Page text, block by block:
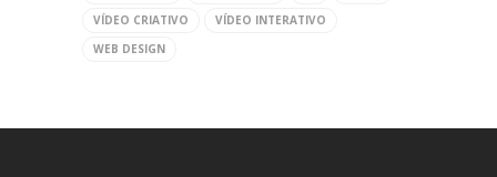
VÍDEO CRIATIVO
VÍDEO INTERATIVO
WEB DESIGN